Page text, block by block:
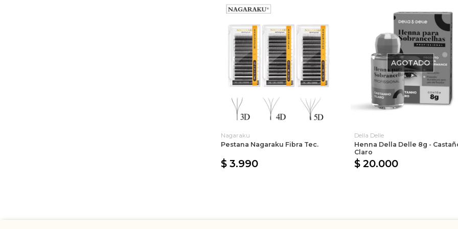
Nagaraku
Pestana Nagaraku Fibra Tec.
$ 3.990
AGOTADO
Della Delle
Henna Della Delle 8g -
Claro
$ 20.000